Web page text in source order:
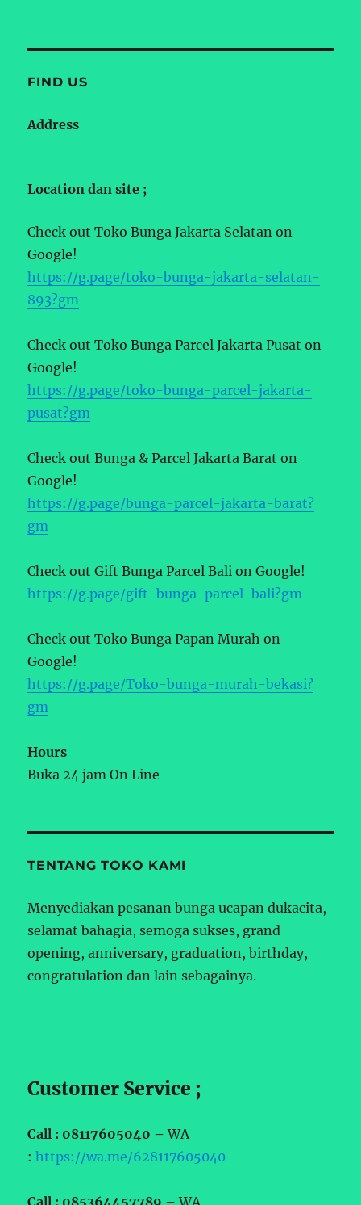
FIND US
Address
Location dan site ;
Check out Toko Bunga Jakarta Selatan on
Google!
https://g.page/toko-bunga-jakarta-selatan-
893?gm
Check out Toko Bunga Parcel Jakarta Pusat on
Google!
https://g.page/toko-bunga-parcel-jakarta-
pusat?gm
Check out Bunga & Parcel Jakarta Barat on
Google!
https://g.page/bunga-parcel-jakarta-barat?
gm
Check out Gift Bunga Parcel Bali on Google!
https://g.page/gift-bunga-parcel-bali?gm
Check out Toko Bunga Papan Murah on
Google!
https://g.page/Toko-bunga-murah-bekasi?
gm
Hours
Buka 24 jam On Line
TENTANG TOKO KAMI
Menyediakan pesanan bunga ucapan dukacita,
selamat bahagia, semoga sukses, grand
opening, anniversary, graduation, birthday,
congratulation dan lain sebagainya.
Customer Service ;
Call : 08117605040 –WA
:https://wa.me/628117605040
Call : 085364457789 –WA